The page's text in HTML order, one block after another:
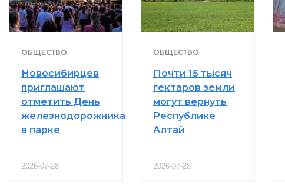
ОБЩЕСТВО
Новосибирцев
приглашают
отметить День
железнодорожника
в парке
2026-07-28
ОБЩЕСТВО
Почти 15 тысяч
гектаров земли
могут вернуть
Республике
Алтай
2026-07-28